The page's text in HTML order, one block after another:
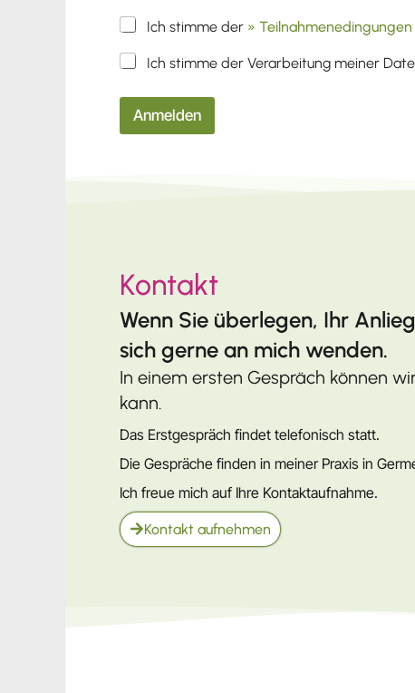
Ich stimme der »
Ich stimme der Verarbeitung meiner
Anmelden
Kontakt
Wenn Sie überlegen, Ihr
sich gerne an mich wenden.
In einem ersten Gespräch können
kann.
Das Erstgespräch findet telefonisch statt.
Die Gespräche finden in meiner Praxis in
Ich freue mich auf Ihre Kontaktaufnahme.
Kontakt aufnehmen